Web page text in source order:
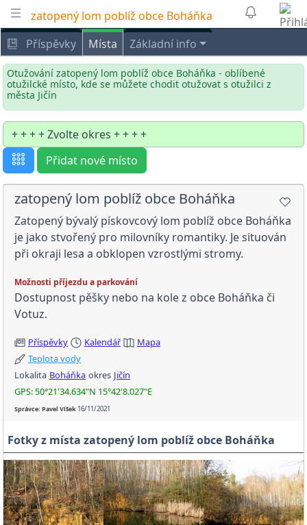
zatopený lom poblíž obce Boháňka
Příspěvky
Místa Základní info
Otužování zatopený lom poblíž obce Boháňka - oblíbené
otužilcké místo, kde se můžete chodit otužovat s otužilci z
města Jičín
Přidat nové místo
zatopený lom poblíž obce Boháňka
Zatopený bývalý pískovcový lom poblíž obce Boháňka
je jako stvořený pro milovníky romantiky. Je situován
při okraji lesa a obklopen vzrostlými stromy.
Možnosti příjezdu a parkování
Dostupnost pěšky nebo na kole z obce Boháňka či
Votuz.
Příspěvky Kalendář
Mapa
Teplota vody
Lokalita Boháňka okres Jičín
GPS: 50°21'34.634"N 15°42'8.027"E
Správce: Pavel Víšek 16/11/2021
Fotky z místa zatopený lom poblíž obce Boháňka